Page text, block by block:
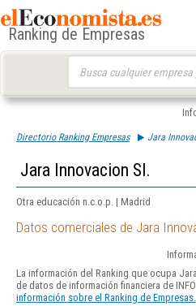
Ranking de Empresas
Directorio Ranking Empresas Jara
Jara Innovacion Sl.
Otra educación n.c.o.p. | Madrid
Datos comerciales de Jara
La información del Ranking que ocupa
de datos de información financiera de
información sobre el Ranking de Empresas.